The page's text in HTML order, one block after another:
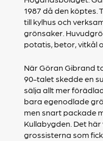
1987 då den köptes.
till kylhus och
grönsaker.
potatis, betor, vitkål
När Göran Gibrand
90-talet skedde en
sälja allt mer
bara egenodlade
men snart packade
Kullabygden. Det
grossisterna som